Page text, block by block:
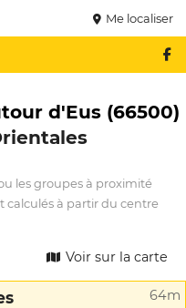
Me localiser
d'Eus (66500)
les groupes à proximité
calculés à partir du centre
Voir sur la carte
64m